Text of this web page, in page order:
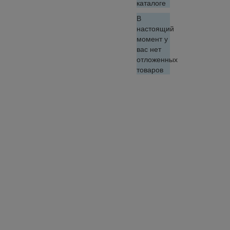
каталоге
В
настоящий
момент у
вас нет
отложенных
товаров